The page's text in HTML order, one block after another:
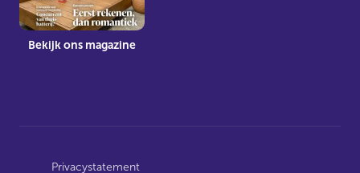
Bekijk ons magazine
Privacystatement